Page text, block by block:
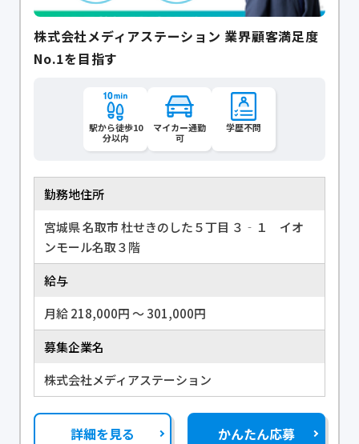
株式会社メディアステーション 業界顧客満足度
No.1を目指す
駅から徒歩10
分以内
マイカー通勤
可
学歴不問
勤務地住所
宮城県 名取市 杜せきのした５丁目 ３‐１ イオ
ンモール名取３階
給与
月給 218,000円 〜 301,000円
募集企業名
株式会社メディアステーション
詳細を見る かんたん応募